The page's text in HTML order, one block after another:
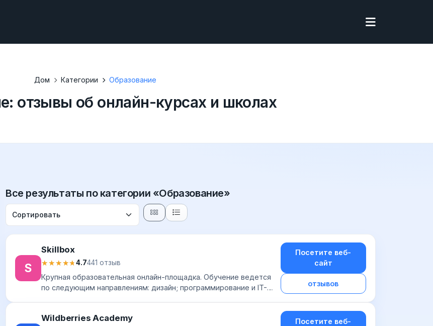
Дом Категории Образование
отзывы об онлайн-курсах и школах
Все результаты по категории «Образование»
S
Skillbox
★★★★★
★★★★★4.7441 отзыв
Крупная образовательная онлайн-площадка. Обучение ведется
по следующим направлениям: дизайн; программирование и IT-
Посетите веб-
сайт
отзывов
Wildberries Academy
Посетите веб-